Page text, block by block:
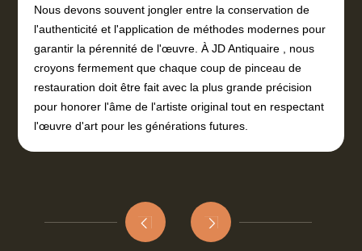
Nous devons souvent jongler entre la conservation de
l'authenticité et l'application de méthodes modernes pour
garantir la pérennité de l'œuvre. À JD Antiquaire , nous
croyons fermement que chaque coup de pinceau de
restauration doit être fait avec la plus grande précision
pour honorer l'âme de l'artiste original tout en respectant
l'œuvre d'art pour les générations futures.